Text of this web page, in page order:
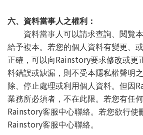
六、資料當事人之權利：
資料當事人可以請求查詢、閱覽本
給予複本。若您的個人資料有變更、
正確，可以向Rainstory要求修改或更
料錯誤或缺漏，則不受本隱私權聲明
除、停止處理或利用個人資料。但因
業務所必須者，不在此限。若您有任
Rainstory客服中心聯絡。若您欲行使
Rainstory客服中心聯絡。